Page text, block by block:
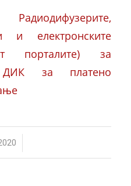
и електронските
порталите) за
ДИК за платено